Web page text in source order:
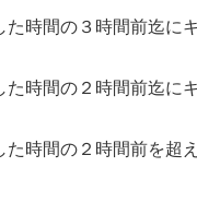
時間の３時間前迄に
時間の２時間前迄に
時間の２時間前を超